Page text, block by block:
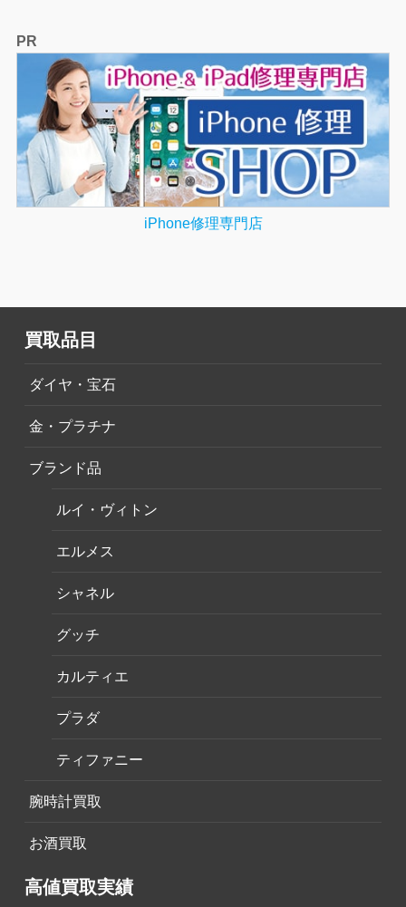
PR
iPhone修理専門店
買取品目
ダイヤ・宝石
金・プラチナ
ブランド品
ルイ・ヴィトン
エルメス
シャネル
グッチ
カルティエ
プラダ
ティファニー
腕時計買取
お酒買取
高値買取実績